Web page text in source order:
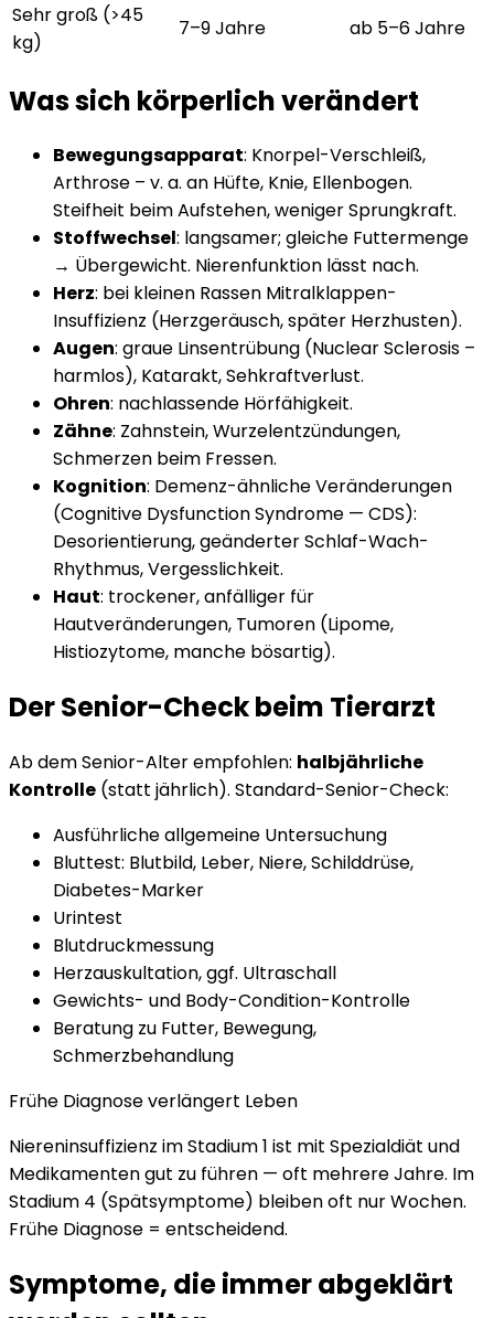
Sehr groß (>45
kg)
7–9 Jahre ab 5–6 Jahre
Was sich körperlich verändert
Bewegungsapparat: Knorpel-Verschleiß,
Arthrose – v. a. an Hüfte, Knie, Ellenbogen.
Steifheit beim Aufstehen, weniger Sprungkraft.
Stoffwechsel: langsamer; gleiche Futtermenge
→ Übergewicht. Nierenfunktion lässt nach.
Herz: bei kleinen Rassen Mitralklappen-
Insuffizienz (Herzgeräusch, später Herzhusten).
Augen: graue Linsentrübung (Nuclear Sclerosis –
harmlos), Katarakt, Sehkraftverlust.
Ohren: nachlassende Hörfähigkeit.
Zähne: Zahnstein, Wurzelentzündungen,
Schmerzen beim Fressen.
Kognition: Demenz-ähnliche Veränderungen
(Cognitive Dysfunction Syndrome — CDS):
Desorientierung, geänderter Schlaf-Wach-
Rhythmus, Vergesslichkeit.
Haut: trockener, anfälliger für
Hautveränderungen, Tumoren (Lipome,
Histiozytome, manche bösartig).
Der Senior-Check beim Tierarzt
Ab dem Senior-Alter empfohlen: halbjährliche
Kontrolle (statt jährlich). Standard-Senior-Check:
Ausführliche allgemeine Untersuchung
Bluttest: Blutbild, Leber, Niere, Schilddrüse,
Diabetes-Marker
Urintest
Blutdruckmessung
Herzauskultation, ggf. Ultraschall
Gewichts- und Body-Condition-Kontrolle
Beratung zu Futter, Bewegung,
Schmerzbehandlung
Frühe Diagnose verlängert Leben
Niereninsuffizienz im Stadium 1 ist mit Spezialdiät und
Medikamenten gut zu führen — oft mehrere Jahre. Im
Stadium 4 (Spätsymptome) bleiben oft nur Wochen.
Frühe Diagnose = entscheidend.
Symptome, die immer abgeklärt